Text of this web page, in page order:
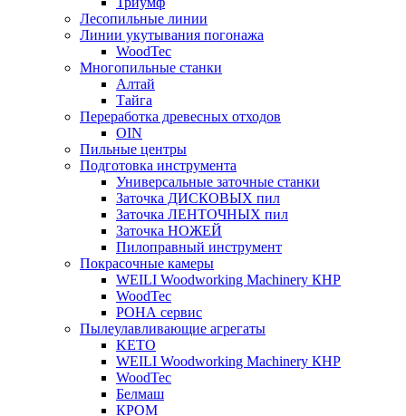
Лесопильные линии
Линии укутывания погонажа
WoodTec
Многопильные станки
Алтай
Тайга
Переработка древесных отходов
OIN
Пильные центры
Подготовка инструмента
Универсальные заточные станки
Заточка ДИСКОВЫХ пил
Заточка ЛЕНТОЧНЫХ пил
Заточка НОЖЕЙ
Пилоправный инструмент
Покрасочные камеры
WEILI Woodworking Machinery КНР
WoodTec
РОНА сервис
Пылеулавливающие агрегаты
KETO
WEILI Woodworking Machinery КНР
WoodTec
Белмаш
КРОМ